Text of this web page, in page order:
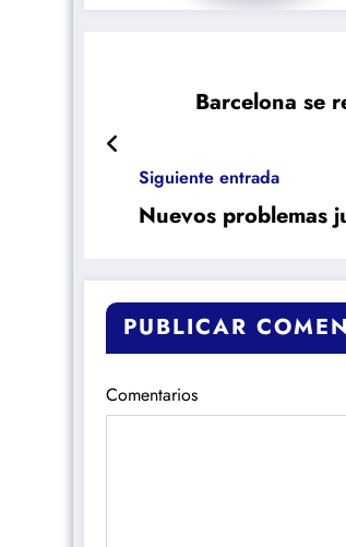
Barcelona se
Siguiente entrada
Nuevos problemas
PUBLICAR
Comentarios